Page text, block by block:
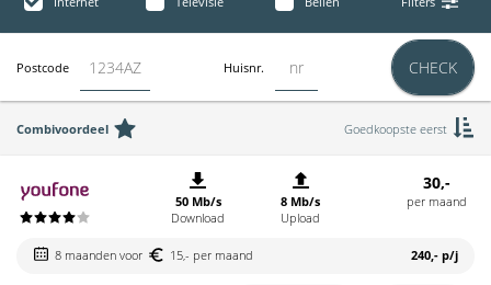
Postcode Huisnr. CHECK
Combivoordeel Goedkoopste eerst
50 Mb/s
Download
8 Mb/s
Upload
30,-
per maand
8 maanden voor 15,- per maand 240,- p/j